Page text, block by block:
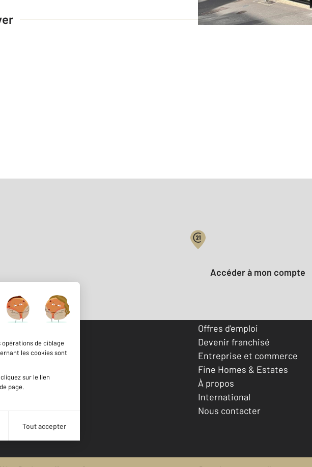
©Mappy
Votre compte :
Accéder à mon compte
notée
Location
Offres d'emploi
Devenir franchisé
Entreprise et commerce
Fine Homes & Estates
À propos
International
Nous contacter